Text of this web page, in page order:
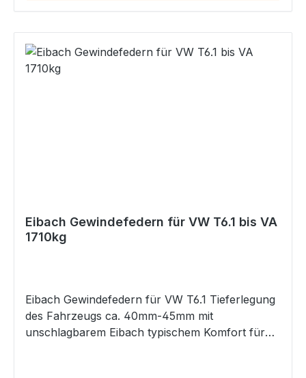
Federwegsbegrenzern für vorne
Eibach Gewindefedern für VW T6.1 bis VA
1710kg
Eibach Gewindefedern für VW T6.1 Tieferlegung
des Fahrzeugs ca. 40mm-45mm mit
unschlagbarem Eibach typischem Komfort für